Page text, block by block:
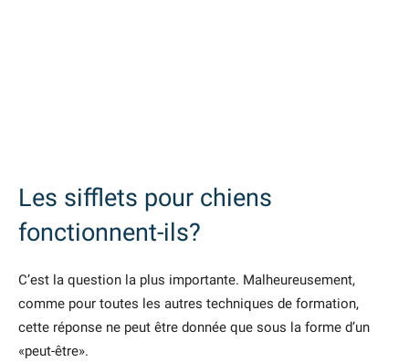
Les sifflets pour chiens
fonctionnent-ils?
C’est la question la plus importante. Malheureusement,
comme pour toutes les autres techniques de formation,
cette réponse ne peut être donnée que sous la forme d’un
«peut-être».